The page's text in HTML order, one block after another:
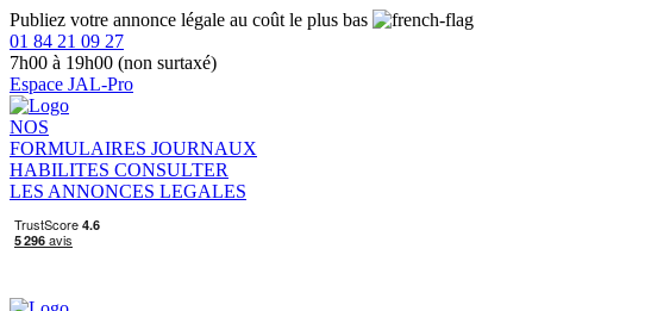
Publiez votre annonce légale au coût le plus bas
01 84 21 09 27
7h00 à 19h00 (non surtaxé)
Espace JAL-Pro
NOS
FORMULAIRES JOURNAUX
HABILITES CONSULTER
LES ANNONCES LEGALES